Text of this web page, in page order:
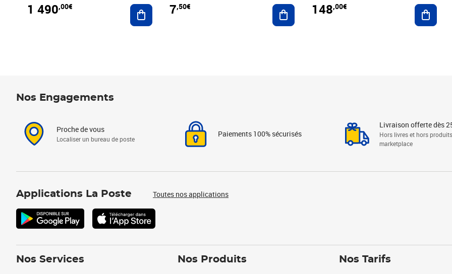
1 490,00€ Ajouter au panier
7,50€ Ajouter au panier
148,00€
Nos Engagements
Proche de vous
Localiser un bureau de poste
Paiements 100% sécurisés
Livraison offerte dès
Hors livres et hors produits
marketplace
Applications La Poste Toutes nos applications
Nos Services Nos Produits Nos Tarifs